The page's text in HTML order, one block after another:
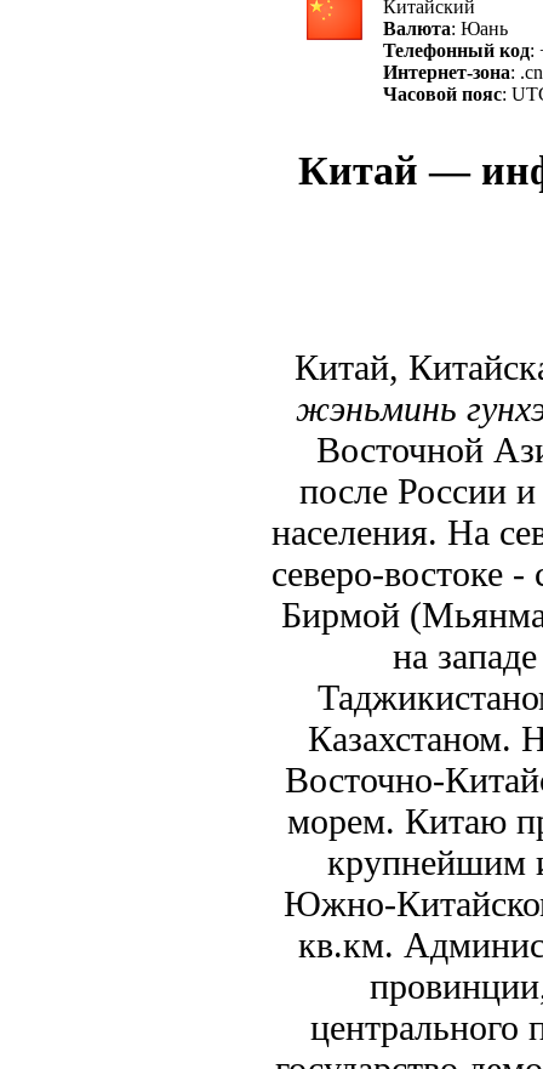
Китайский
Валюта: Юань
Телефонный код:
Интернет-зона: .cn
Часовой пояс:
Китай —
Китай,
жэньминь
Восточной
после России
населения. На
северо-востоке -
Бирмой
на
Казахстаном.
Восточно-
морем. Китаю
крупнейшим
Южно-
кв.км.